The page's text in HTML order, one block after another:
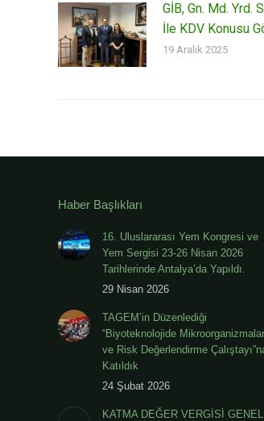
GİB, Gn. Md. Yrd.
İle KDV Konusu
19 Aralık 2025
Haber Başlıkları
16. Uluslararası Yem Kongresi ve
Yem Sergisi 23-26 Nisan 2026
Tarihlerinde Antalya’da Yapıldı.
29 Nisan 2026
TAGEM’in Düzenlediği
“Biyoteknolojide Mikroorganizmalar
ve Risk Değerlendirme
Katıldık
24 Şubat 2026
KATMA DEĞER VERGİSİ GENEL